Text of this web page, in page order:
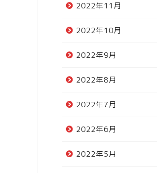
2022年11月
2022年10月
2022年9月
2022年8月
2022年7月
2022年6月
2022年5月